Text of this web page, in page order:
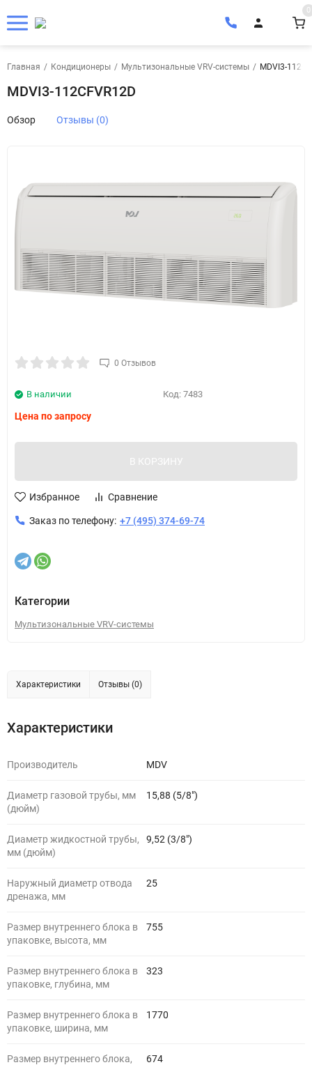
0
Главная / Кондиционеры / Мультизональные VRV-системы / MDVI3-
MDVI3-112CFVR12D
Обзор Отзывы (0)
0 Отзывов
Код: 7483
В наличии
Цена по запросу
В КОРЗИНУ
Избранное Сравнение
Заказ по телефону: +7 (495) 374-69-74
Категории
Мультизональные VRV-системы
Характеристики Отзывы (0)
Характеристики
Производитель MDV
Диаметр газовой трубы, мм
(дюйм)
15,88 (5/8")
Диаметр жидкостной трубы,
мм (дюйм)
9,52 (3/8")
Наружный диаметр отвода
дренажа, мм
25
Размер внутреннего блока в
упаковке, высота, мм
755
Размер внутреннего блока в
упаковке, глубина, мм
323
Размер внутреннего блока в
упаковке, ширина, мм
1770
Размер внутреннего блока,
674